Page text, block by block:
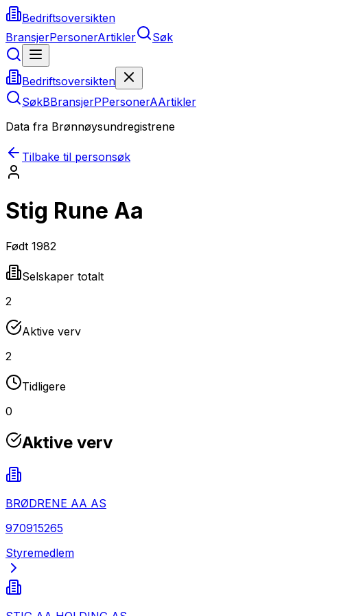
Bedriftsoversikten
BransjerPersonerArtikler Søk
Bedriftsoversikten
SøkBBransjerPPersonerAArtikler
Data fra Brønnøysundregistrene
Tilbake til personsøk
Stig Rune Aa
Født 1982
Selskaper totalt
2
Aktive verv
2
Tidligere
0
Aktive verv
BRØDRENE AA AS
970915265
Styremedlem